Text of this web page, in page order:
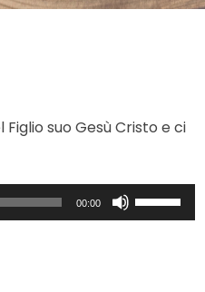
suo Gesù Cristo e ci
00:00